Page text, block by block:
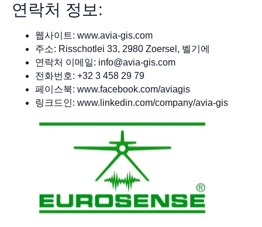
연락처 정보:
웹사이트: www.avia-gis.com
주소: Risschotlei 33, 2980 Zoersel, 벨기에
연락처 이메일: info@avia-gis.com
전화번호: +32 3 458 29 79
페이스북: www.facebook.com/aviagis
링크드인: www.linkedin.com/company/avia-gis